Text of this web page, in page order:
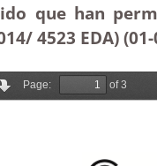
que han
4523 EDA)